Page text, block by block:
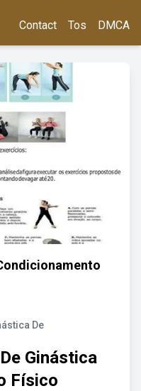
Contact Tos DMCA
De
Ginástica
Físico